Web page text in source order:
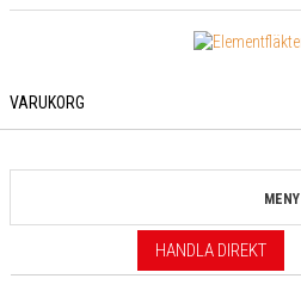
VARUKORG
MENY
HANDLA DIREKT